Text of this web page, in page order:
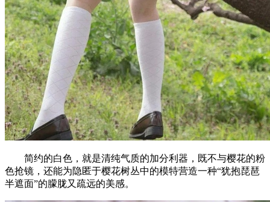
简约的白色，就是清纯气质的加分利器，既不与樱花的粉
色抢镜，还能为隐匿于樱花树丛中的模特营造一种“犹抱琵琶
半遮面”的朦胧又疏远的美感。